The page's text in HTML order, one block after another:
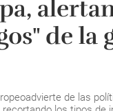
de la
de las